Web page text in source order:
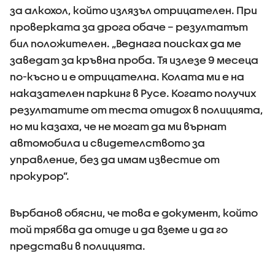
за алкохол, който излязъл отрицателен. При
проверката за дрога обаче – резултатът
бил положителен. „Веднага поисках да ме
заведат за кръвна проба. Тя излезе 9 месеца
по-късно и е отрицателна. Колата ми е на
наказателен паркинг в Русе. Когато получих
резултатите от теста отидох в полицията,
но ми казаха, че не могат да ми върнат
автомобила и свидетелството за
управление, без да имам известие от
прокурор”.
Върбанов обясни, че това е документ, който
той трябва да отиде и да вземе и да го
представи в полицията.